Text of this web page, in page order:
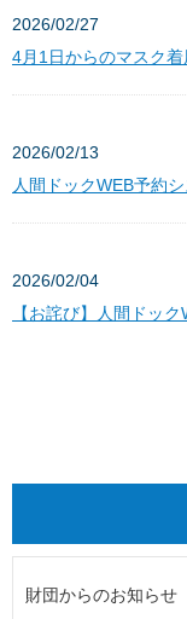
2026/02/27
4月1日からのマスク
2026/02/13
人間ドックWEB予約
2026/02/04
【お詫び】人間ドッ
財団からのお知らせ